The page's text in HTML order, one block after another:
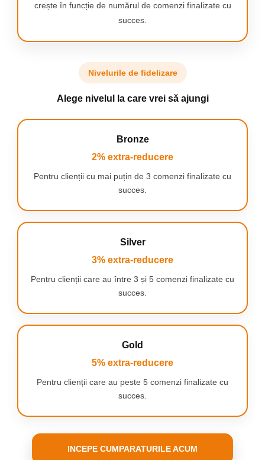
pentru a va
mentine
casa curata
SPECIFICATIE:
x 137mm x 18mm
Curatare:
Trei filtre
asigura
si aer mai
sanatos in
crește în funcție de numărul de comenzi finalizate cu
succes.
Nivelurile de fidelizare
Alege nivelul la care vrei să ajungi
Bronze
2% extra-reducere
Pentru clienții cu mai puțin de 3 comenzi finalizate cu
succes.
Silver
3% extra-reducere
Pentru clienții care au între 3 și 5 comenzi finalizate cu
succes.
Gold
5% extra-reducere
Pentru clienții care au peste 5 comenzi finalizate cu
succes.
INCEPE CUMPARATURILE ACUM